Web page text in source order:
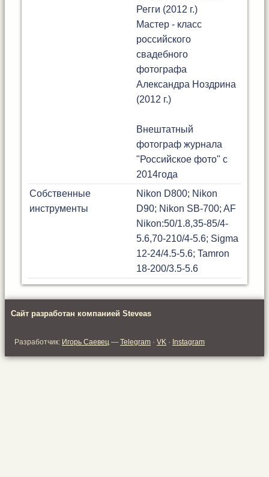
Регги (2012 г.)
Мастер - класс
российского
свадебного
фотографа
Александра Ноздрина
(2012 г.)
Внештатный
фотограф журнала
"Российское фото" с
2014года
Собственные
инструменты
Nikon D800; Nikon
D90; Nikon SB-700; AF
Nikon:50/1.8,35-85/4-
5.6,70-210/4-5.6; Sigma
12-24/4.5-5.6; Tamron
18-200/3.5-5.6
Сайт разработан компанией Steveas
Разработчик: Игорь Саевец — Telegram · VK · Instagram